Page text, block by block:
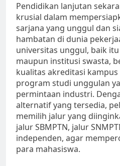
Pendidikan lanjutan
krusial dalam
sarjana yang unggul dan
hambatan di dunia
universitas unggul, baik
maupun institusi swasta,
kualitas akreditasi
program studi unggulan
permintaan industri.
alternatif yang tersedia,
memilih jalur yang
jalur SBMPTN, jalur
independen, agar
para mahasiswa.